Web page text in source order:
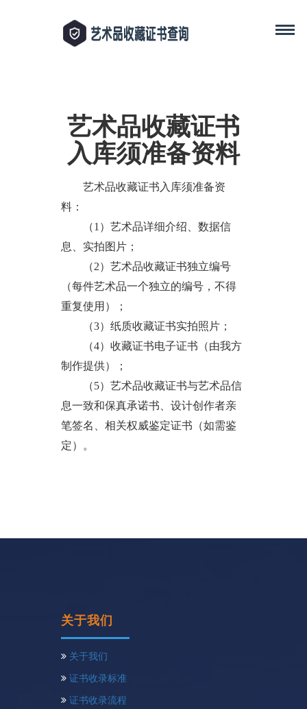
艺术品收藏证书
入库须准备资料
艺术品收藏证书入库须准备资
料：
（1）艺术品详细介绍、数据信
息、实拍图片；
（2）艺术品收藏证书独立编号
（每件艺术品一个独立的编号，不得
重复使用）；
（3）纸质收藏证书实拍照片；
（4）收藏证书电子证书（由我方
制作提供）；
（5）艺术品收藏证书与艺术品信
息一致和保真承诺书、设计创作者亲
笔签名、相关权威鉴定证书（如需鉴
定）。
关于我们
关于我们
证书收录标准
证书收录流程